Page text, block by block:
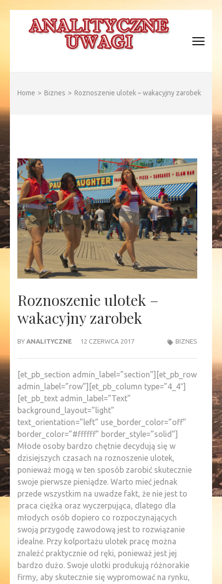
Home > Biznes > Roznoszenie ulotek – wakacyjny zarobek
Roznoszenie ulotek –
wakacyjny zarobek
BY ANALITYCZNE 12 CZERWCA 2017 BIZNES
[et_pb_section admin_label=”section”][et_pb_row
admin_label=”row”][et_pb_column type=”4_4″]
[et_pb_text admin_label=”Text”
background_layout=”light”
text_orientation=”left” use_border_color=”off”
border_color=”#ffffff” border_style=”solid”]
Młode osoby bardzo chętnie decydują się w
dzisiejszych czasach na roznoszenie ulotek,
ponieważ mogą w ten sposób zarobić skutecznie
swoje pierwsze pieniądze. Warto mieć jednak
przede wszystkim na uwadze fakt, że nie jest to
praca ciężka oraz wyczerpująca, dlatego dla
młodych osób dopiero co rozpoczynających
swoją przygodę zawodową jest to rozwiązanie
idealne. Przy kolportażu ulotek pracę można
znaleźć praktycznie od ręki, ponieważ jest jej
bardzo dużo. Swoje ulotki produkują różnorakie
firmy, aby skutecznie się wypromować na rynku,